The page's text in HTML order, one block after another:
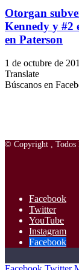
Otorgan
Kennedy y #2
en Paterson
1 de octubre de
Translate
Búscanos en
© Copyright ,
Facebook
Twitter
YouTube
Instagram
Facebook